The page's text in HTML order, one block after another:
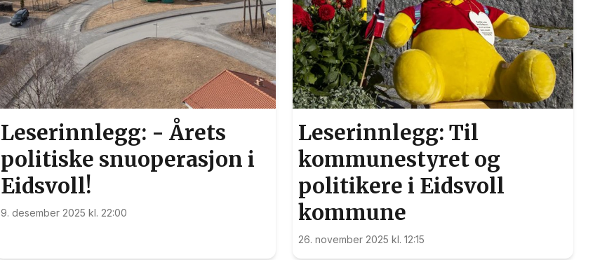
Leserinnlegg: - Årets
politiske snuoperasjon i
Eidsvoll!
9. desember 2025 kl. 22:00
Leserinnlegg: Til
kommunestyret og
politikere i Eidsvoll
kommune
26. november 2025 kl. 12:15